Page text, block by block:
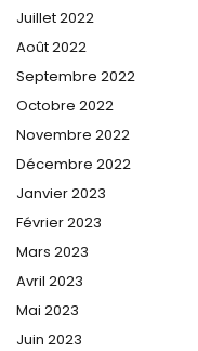
Juillet 2022
Août 2022
Septembre 2022
Octobre 2022
Novembre 2022
Décembre 2022
Janvier 2023
Février 2023
Mars 2023
Avril 2023
Mai 2023
Juin 2023